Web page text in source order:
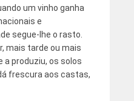
um vinho ganha
e
segue-lhe o rasto.
mais tarde ou mais
a produziu, os solos
frescura aos castas,